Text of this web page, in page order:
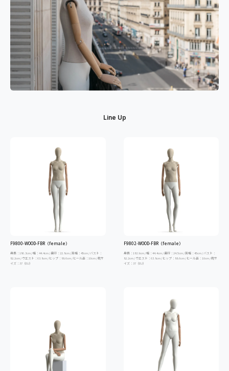
Line Up
F9800-WOOD-FBR（female）
身長：186.3cm / 幅：44.4cm / 奥行：22.8cm / 肩幅：45cm / バスト：
82.2cm / ウエスト：63.8cm / ヒップ：88.6cm / ヒール高：10cm / 靴サ
イズ：37（EU）
F9802-WOOD-FBR（female）
身長：183.9cm / 幅：44.4cm / 奥行：24.5cm / 肩幅：45cm / バスト：
82.2cm / ウエスト：63.8cm / ヒップ：88.6cm / ヒール高：10cm / 靴サ
イズ：37（EU）